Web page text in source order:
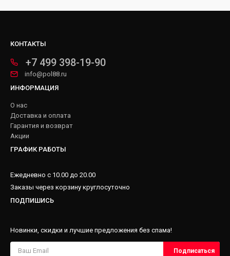
КОНТАКТЫ
+7 499 398-19-90
info@pol88.ru
ИНФОРМАЦИЯ
О нас
Доставка и оплата
Гарантия и возврат
Акции
ГРАФИК РАБОТЫ
Ежедневно с 10.00 до 20.00
Заказы через корзину круглосуточно
ПОДПИШИСЬ
Новинки, скидки и лучшие предложения без спама!